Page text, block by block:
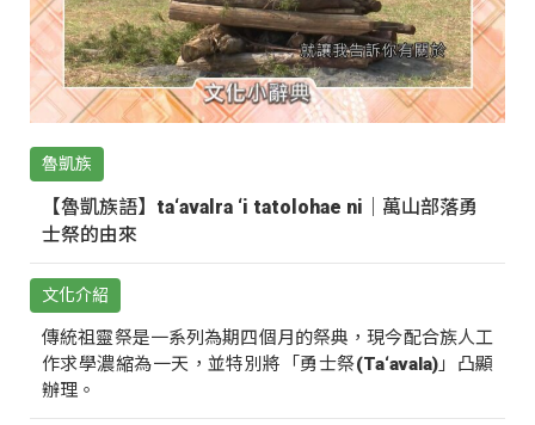
魯凱族
【魯凱族語】ta‘avalra ‘i tatolohae ni｜萬山部落勇
士祭的由來
文化介紹
傳統祖靈祭是一系列為期四個月的祭典，現今配合族人工
作求學濃縮為一天，並特別將「勇士祭(Ta‘avala)」凸顯
辦理。